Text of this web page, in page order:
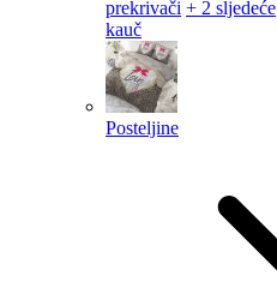
prekrivači + 2 sljedeće
kauč
Posteljine